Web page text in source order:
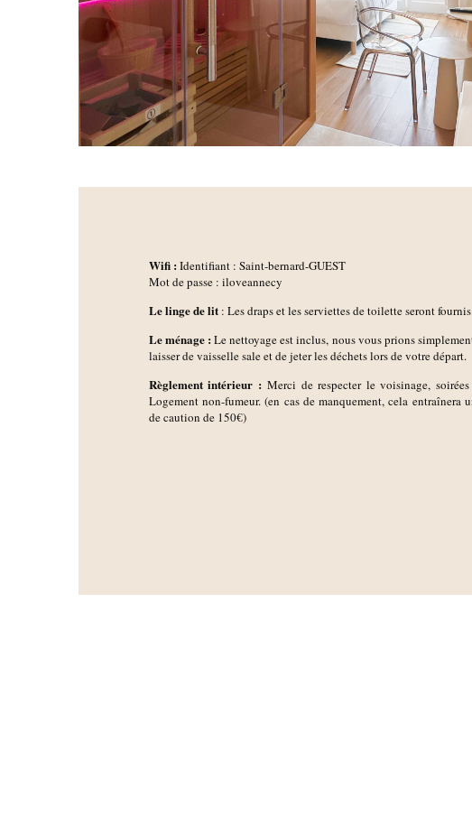
Wifi : Identifiant : Saint-bernard-GUEST
Mot de passe : iloveannecy
Le linge de lit : Les draps et les serviettes de toilette seront
Le ménage : Le nettoyage est inclus, nous vous prions
laisser de vaisselle sale et de jeter les déchets lors de votre départ.
Règlement intérieur : Merci de respecter le voisinage,
Logement non-fumeur. (en cas de manquement, cela entraînera
de caution de 150€)